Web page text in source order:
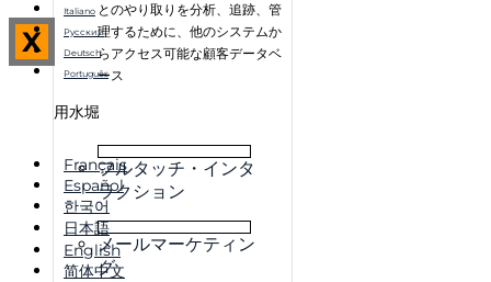
とのやり取りを分析、追跡、管
理するために、他のシステムか
らアクセス可能な顧客データベ
ース
用水堀
フルタッチ・インタ
ラクション
メールマーケティン
グ
X
Italiano
Русский
Deutsch
Português
Français
Español
한국어
日本語
English
简体中文